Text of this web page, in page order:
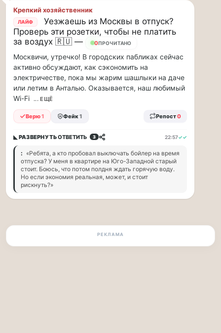
площадкой
«Гайд
Парк».
Здесь
можно
провести
всей
семьей
и
по...
Москвичи,
Пока
мы
тут
в
столице
Крепкий хозяйственник
ЛАЙФ
Уезжаешь из Москвы в отпуск?
Проверь эти розетки, чтобы не платить
за воздух 🇷🇺 —
21ПРОЧИТАНО
Москвичи, утречко! В городских пабликах сейчас
активно обсуждают, как сэкономить на
электричестве, пока мы жарим шашлыки на даче
или летим в Анталью. Оказывается, наш любимый
Wi-Fi ... ЕЩЁ
Верю1 Фейк1 Репост0
◣ РАЗВЕРНУТЬОТВЕТИТЬ 3 22:57✓✓
: «Ребята, а кто пробовал выключать бойлер на время
отпуска? У меня в квартире на Юго-Западной старый
стоит. Боюсь, что потом полдня ждать горячую воду.
Но если экономия реальная, может, и стоит
рискнуть?»
РЕКЛАМА